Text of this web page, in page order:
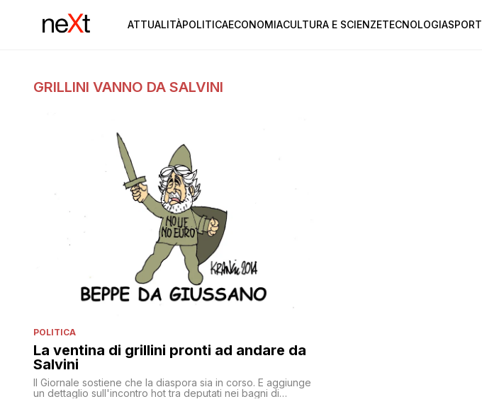
ATTUALITÀPOLITICAECONOMIACULTURA E SCIENZETECNOLOGIASPORT
GRILLINI VANNO DA SALVINI
POLITICA
La ventina di grillini pronti ad andare da
Salvini
Il Giornale sostiene che la diaspora sia in corso. E aggiunge
un dettaglio sull'incontro hot tra deputati nei bagni di